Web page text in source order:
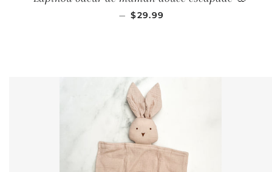
— PRIX RÉGULIER
$29.99